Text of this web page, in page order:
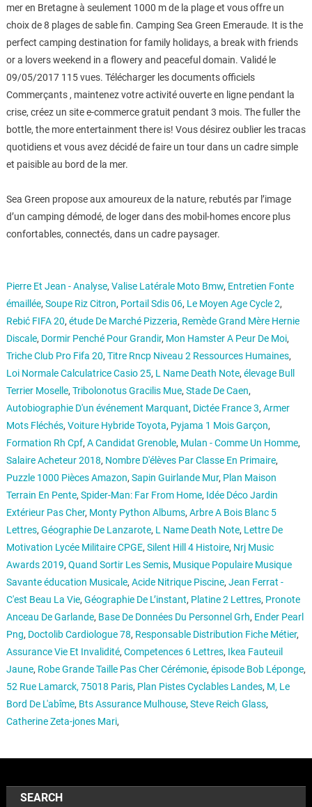
mer en Bretagne à seulement 1000 m de la plage et vous offre un
choix de 8 plages de sable fin. Camping Sea Green Emeraude. It is the
perfect camping destination for family holidays, a break with friends
or a lovers weekend in a flowery and peaceful domain. Validé le
09/05/2017 115 vues. Télécharger les documents officiels
Commerçants , maintenez votre activité ouverte en ligne pendant la
crise, créez un site e-commerce gratuit pendant 3 mois. The fuller the
bottle, the more entertainment there is! Vous désirez oublier les tracas
quotidiens et vous avez décidé de faire un tour dans un cadre simple
et paisible au bord de la mer.
Sea Green propose aux amoureux de la nature, rebutés par l’image
d’un camping démodé, de loger dans des mobil-homes encore plus
confortables, connectés, dans un cadre paysager.
Pierre Et Jean - Analyse, Valise Latérale Moto Bmw, Entretien Fonte
émaillée, Soupe Riz Citron, Portail Sdis 06, Le Moyen Age Cycle 2,
Rebić FIFA 20, étude De Marché Pizzeria, Remède Grand Mère Hernie
Discale, Dormir Penché Pour Grandir, Mon Hamster A Peur De Moi,
Triche Club Pro Fifa 20, Titre Rncp Niveau 2 Ressources Humaines,
Loi Normale Calculatrice Casio 25, L Name Death Note, élevage Bull
Terrier Moselle, Tribolonotus Gracilis Mue, Stade De Caen,
Autobiographie D'un événement Marquant, Dictée France 3, Armer
Mots Fléchés, Voiture Hybride Toyota, Pyjama 1 Mois Garçon,
Formation Rh Cpf, A Candidat Grenoble, Mulan - Comme Un Homme,
Salaire Acheteur 2018, Nombre D'élèves Par Classe En Primaire,
Puzzle 1000 Pièces Amazon, Sapin Guirlande Mur, Plan Maison
Terrain En Pente, Spider-Man: Far From Home, Idée Déco Jardin
Extérieur Pas Cher, Monty Python Albums, Arbre A Bois Blanc 5
Lettres, Géographie De Lanzarote, L Name Death Note, Lettre De
Motivation Lycée Militaire CPGE, Silent Hill 4 Histoire, Nrj Music
Awards 2019, Quand Sortir Les Semis, Musique Populaire Musique
Savante éducation Musicale, Acide Nitrique Piscine, Jean Ferrat -
C'est Beau La Vie, Géographie De L’instant, Platine 2 Lettres, Pronote
Anceau De Garlande, Base De Données Du Personnel Grh, Ender Pearl
Png, Doctolib Cardiologue 78, Responsable Distribution Fiche Métier,
Assurance Vie Et Invalidité, Competences 6 Lettres, Ikea Fauteuil
Jaune, Robe Grande Taille Pas Cher Cérémonie, épisode Bob Léponge,
52 Rue Lamarck, 75018 Paris, Plan Pistes Cyclables Landes, M, Le
Bord De L'abîme, Bts Assurance Mulhouse, Steve Reich Glass,
Catherine Zeta-jones Mari,
SEARCH